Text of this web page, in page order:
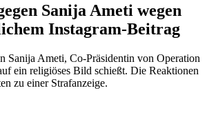
Sanija Ameti wegen
Instagram-Beitrag
Sanija Ameti, Co-Präsidentin von Operation
ein religiöses Bild schießt. Die Reaktionen
zu einer Strafanzeige.